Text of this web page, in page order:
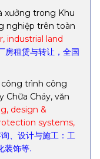
xưởng trong Khu
nghiệp trên toàn
industrial land
房租赁与转让，全国
công trình công
Chữa Cháy, văn
design &
systems,
、设计与施工：工
装饰等.